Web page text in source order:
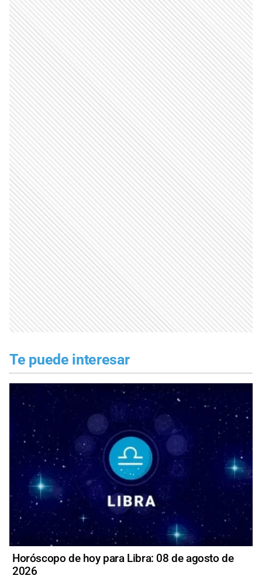
Te puede interesar
Horóscopo de hoy para Libra: 08 de agosto de
2026